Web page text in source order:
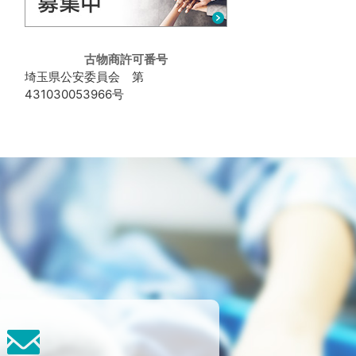
古物商許可番号
埼玉県公安委員会 第
431030053966号